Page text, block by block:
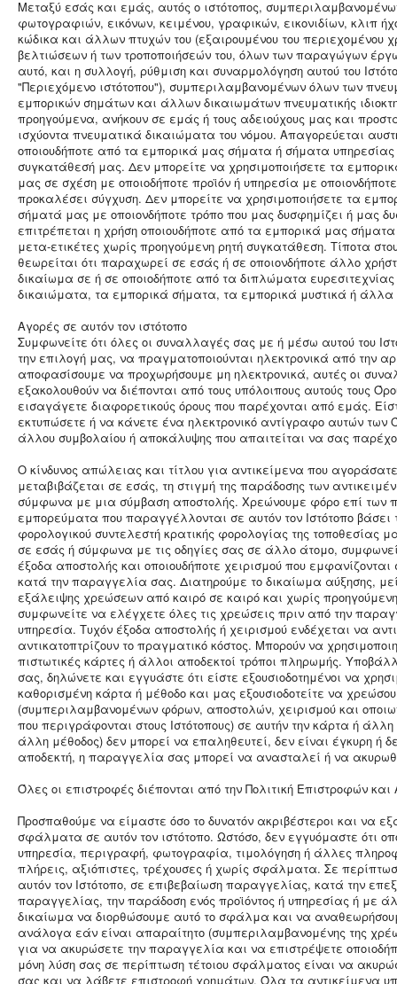
Μεταξύ εσάς και εμάς, αυτός ο ιστότοπος,
φωτογραφιών, εικόνων, κειμένου, γραφικών, εικονιδίων, κλιπ
κώδικα και άλλων πτυχών του (εξαιρουμένου του περιεχομένου
βελτιώσεων ή των τροποποιήσεών του, όλων των παραγώγων
αυτό, και η συλλογή, ρύθμιση και συναρμολόγηση αυτού του
"Περιεχόμενο ιστότοπου"), συμπεριλαμβανομένων όλων των
εμπορικών σημάτων και άλλων δικαιωμάτων πνευματικής
προηγούμενα, ανήκουν σε εμάς ή τους αδειούχους μας και
ισχύοντα πνευματικά δικαιώματα του νόμου. Απαγορεύεται
οποιουδήποτε από τα εμπορικά μας σήματα ή σήματα υπηρεσίας
συγκατάθεσή μας. Δεν μπορείτε να χρησιμοποιήσετε τα
μας σε σχέση με οποιοδήποτε προϊόν ή υπηρεσία με
προκαλέσει σύγχυση. Δεν μπορείτε να χρησιμοποιήσετε τα
σήματά μας με οποιονδήποτε τρόπο που μας δυσφημίζει ή μας
επιτρέπεται η χρήση οποιουδήποτε από τα εμπορικά μας
μετα-ετικέτες χωρίς προηγούμενη ρητή συγκατάθεση. Τίποτα
θεωρείται ότι παραχωρεί σε εσάς ή σε οποιονδήποτε άλλο
δικαίωμα σε ή σε οποιοδήποτε από τα διπλώματα
δικαιώματα, τα εμπορικά σήματα, τα εμπορικά μυστικά ή άλλα
Αγορές σε αυτόν τον ιστότοπο
Συμφωνείτε ότι όλες οι συναλλαγές σας με ή μέσω αυτού του
την επιλογή μας, να πραγματοποιούνται ηλεκτρονικά από την
αποφασίσουμε να προχωρήσουμε μη ηλεκτρονικά, αυτές οι
εξακολουθούν να διέπονται από τους υπόλοιπους αυτούς τους
εισαγάγετε διαφορετικούς όρους που παρέχονται από εμάς.
εκτυπώσετε ή να κάνετε ένα ηλεκτρονικό αντίγραφο αυτών των
άλλου συμβολαίου ή αποκάλυψης που απαιτείται να σας
Ο κίνδυνος απώλειας και τίτλου για αντικείμενα που
μεταβιβάζεται σε εσάς, τη στιγμή της παράδοσης των
σύμφωνα με μια σύμβαση αποστολής. Χρεώνουμε φόρο επί των
εμπορεύματα που παραγγέλλονται σε αυτόν τον Ιστότοπο βάσει
φορολογικού συντελεστή κρατικής φορολογίας της τοποθεσίας
σε εσάς ή σύμφωνα με τις οδηγίες σας σε άλλο άτομο,
έξοδα αποστολής και οποιουδήποτε χειρισμού που εμφανίζονται
κατά την παραγγελία σας. Διατηρούμε το δικαίωμα αύξησης,
εξάλειψης χρεώσεων από καιρό σε καιρό και χωρίς
συμφωνείτε να ελέγχετε όλες τις χρεώσεις πριν από την
υπηρεσία. Τυχόν έξοδα αποστολής ή χειρισμού ενδέχεται να
αντικατοπτρίζουν το πραγματικό κόστος. Μπορούν να
πιστωτικές κάρτες ή άλλοι αποδεκτοί τρόποι πληρωμής.
σας, δηλώνετε και εγγυάστε ότι είστε εξουσιοδοτημένοι να
καθορισμένη κάρτα ή μέθοδο και μας εξουσιοδοτείτε να
(συμπεριλαμβανομένων φόρων, αποστολών, χειρισμού και
που περιγράφονται στους Ιστότοπους) σε αυτήν την κάρτα ή
άλλη μέθοδος) δεν μπορεί να επαληθευτεί, δεν είναι έγκυρη ή
αποδεκτή, η παραγγελία σας μπορεί να ανασταλεί ή να
Όλες οι επιστροφές διέπονται από την Πολιτική Επιστροφών
Προσπαθούμε να είμαστε όσο το δυνατόν ακριβέστεροι και να
σφάλματα σε αυτόν τον ιστότοπο. Ωστόσο, δεν εγγυόμαστε ότι
υπηρεσία, περιγραφή, φωτογραφία, τιμολόγηση ή άλλες
πλήρεις, αξιόπιστες, τρέχουσες ή χωρίς σφάλματα. Σε
αυτόν τον Ιστότοπο, σε επιβεβαίωση παραγγελίας, κατά την
παραγγελίας, την παράδοση ενός προϊόντος ή υπηρεσίας ή με
δικαίωμα να διορθώσουμε αυτό το σφάλμα και να
ανάλογα εάν είναι απαραίτητο (συμπεριλαμβανομένης της
για να ακυρώσετε την παραγγελία και να επιστρέψετε
μόνη λύση σας σε περίπτωση τέτοιου σφάλματος είναι να
σας και να λάβετε επιστροφή χρημάτων. Όλα τα αντικείμενα